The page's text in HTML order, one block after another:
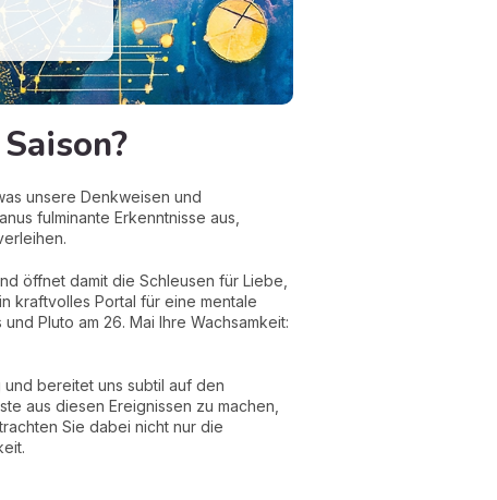
unsere Denkweisen und
fulminante Erkenntnisse aus,
öffnet damit die Schleusen für Liebe,
kraftvolles Portal für eine mentale
Pluto am 26. Mai Ihre Wachsamkeit:
bereitet uns subtil auf den
aus diesen Ereignissen zu machen,
Sie dabei nicht nur die